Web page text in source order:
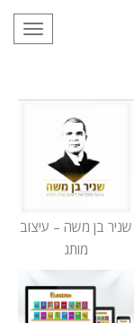
שניר בן משה – עיצוב
מותג